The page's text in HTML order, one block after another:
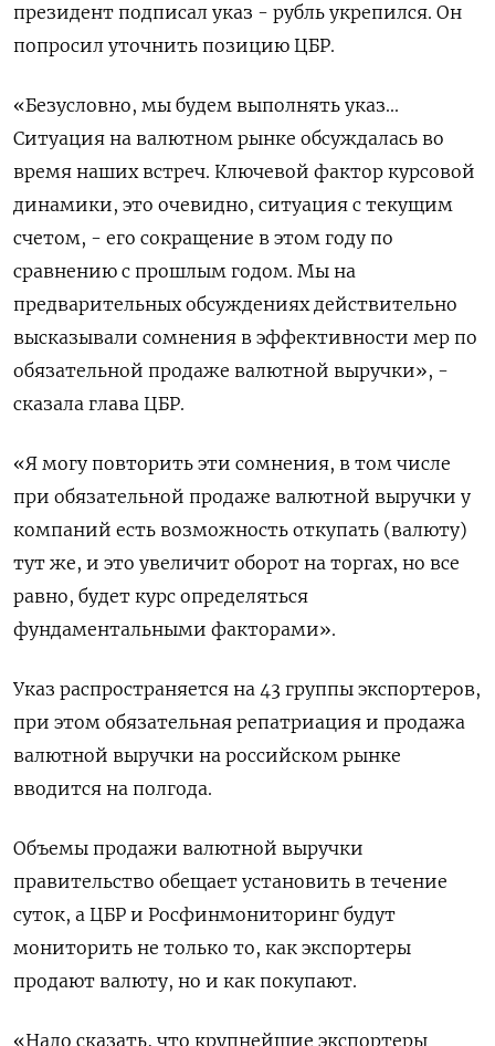
президент подписал указ - рубль укрепился. Он
попросил уточнить позицию ЦБР.
«Безусловно, мы будем выполнять указ...
Ситуация на валютном рынке обсуждалась во
время наших встреч. Ключевой фактор курсовой
динамики, это очевидно, ситуация с текущим
счетом, - его сокращение в этом году по
сравнению с прошлым годом. Мы на
предварительных обсуждениях действительно
высказывали сомнения в эффективности мер по
обязательной продаже валютной выручки», -
сказала глава ЦБР.
«Я могу повторить эти сомнения, в том числе
при обязательной продаже валютной выручки у
компаний есть возможность откупать (валюту)
тут же, и это увеличит оборот на торгах, но все
равно, будет курс определяться
фундаментальными факторами».
Указ распространяется на 43 группы экспортеров,
при этом обязательная репатриация и продажа
валютной выручки на российском рынке
вводится на полгода.
Объемы продажи валютной выручки
правительство обещает установить в течение
суток, а ЦБР и Росфинмониторинг будут
мониторить не только то, как экспортеры
продают валюту, но и как покупают.
«Надо сказать, что крупнейшие экспортеры